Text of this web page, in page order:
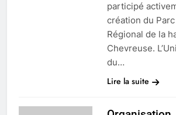
participé
création du
Régional de la
Chevreuse.
du…
Lire la suite